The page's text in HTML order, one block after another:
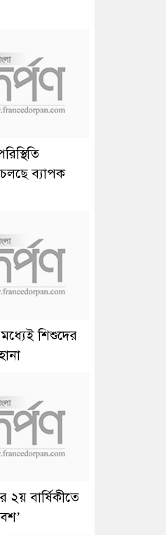
চলছে ব্যাপক
শিশুদের
২য় বার্ষিকীতে